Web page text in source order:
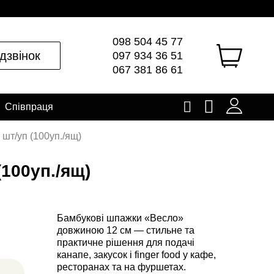
098 504 45 77
097 934 36 51
067 381 86 61
Співпраця
уп (100уп./ящ)
ящ)
Бамбукові шпажки «Весло»
довжиною 12 см — стильне та
практичне рішення для подачі
канапе, закусок і finger food у кафе,
ресторанах та на фуршетах.